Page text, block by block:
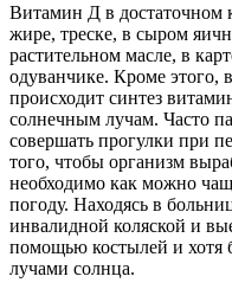
Витамин Д в достаточном
жире, треске, в сыром
растительном масле, в
одуванчике. Кроме этого,
происходит синтез
солнечным лучам. Часто
совершать прогулки при
того, чтобы организм
необходимо как можно
погоду. Находясь в
инвалидной коляской и
помощью костылей и хотя
лучами солнца.